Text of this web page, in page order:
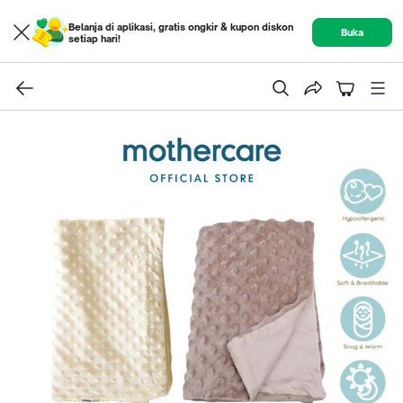
Belanja di aplikasi, gratis ongkir & kupon diskon
setiap hari!
Buka